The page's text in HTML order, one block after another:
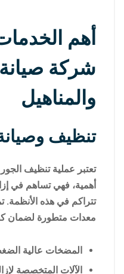
أهم
شركة صيانة
والمناهيل
تنظيف
تعتبر عملية تنظيف
أهمية، فهي تساهم في
تتراكم في هذه
معدات متطورة لضمان
المضخات عالية
الآلات المتخصصة